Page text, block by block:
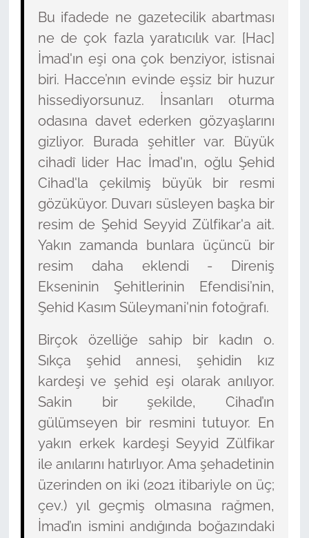
Bu ifadede ne gazetecilik abartması
ne de çok fazla yaratıcılık var. [Hac]
İmad'ın eşi ona çok benziyor, istisnai
biri. Hacce’nın evinde eşsiz bir huzur
hissediyorsunuz. İnsanları oturma
odasına davet ederken gözyaşlarını
gizliyor. Burada şehitler var. Büyük
cihadî lider Hac İmad'ın, oğlu Şehid
Cihad'la çekilmiş büyük bir resmi
gözüküyor. Duvarı süsleyen başka bir
resim de Şehid Seyyid Zülfikar'a ait.
Yakın zamanda bunlara üçüncü bir
resim daha eklendi - Direniş
Ekseninin Şehitlerinin Efendisi’nin,
Şehid Kasım Süleymani'nin fotoğrafı.
Birçok özelliğe sahip bir kadın o.
Sıkça şehid annesi, şehidin kız
kardeşi ve şehid eşi olarak anılıyor.
Sakin bir şekilde, Cihad’ın
gülümseyen bir resmini tutuyor. En
yakın erkek kardeşi Seyyid Zülfikar
ile anılarını hatırlıyor. Ama şehadetinin
üzerinden on iki (2021 itibariyle on üç;
çev.) yıl geçmiş olmasına rağmen,
İmad’ın ismini andığında boğazındaki